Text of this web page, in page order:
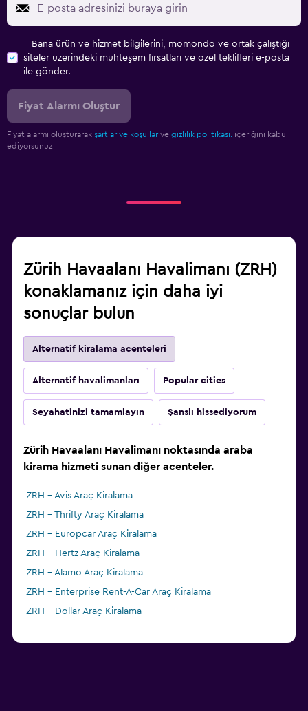
Bana ürün ve hizmet bilgilerini, momondo ve ortak çalıştığı
siteler üzerindeki muhteşem fırsatları ve özel teklifleri e-posta
ile gönder.
Fiyat Alarmı Oluştur
Fiyat alarmı oluşturarak şartlar ve koşullar ve gizlilik politikası. içeriğini kabul
ediyorsunuz
Zürih Havaalanı Havalimanı (ZRH)
konaklamanız için daha iyi
sonuçlar bulun
Alternatif kiralama acenteleri
Alternatif havalimanları Popular cities
Seyahatinizi tamamlayın Şanslı hissediyorum
Zürih Havaalanı Havalimanı noktasında araba
kirama hizmeti sunan diğer acenteler.
ZRH - Avis Araç Kiralama
ZRH - Thrifty Araç Kiralama
ZRH - Europcar Araç Kiralama
ZRH - Hertz Araç Kiralama
ZRH - Alamo Araç Kiralama
ZRH - Enterprise Rent-A-Car Araç Kiralama
ZRH - Dollar Araç Kiralama